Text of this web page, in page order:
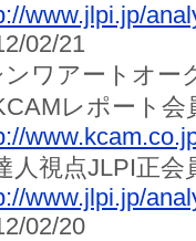
www.jlpi.jp/
02/21
ンワアートオ
レポート会
達人視点JLPI
www.jlpi.jp/
02/20